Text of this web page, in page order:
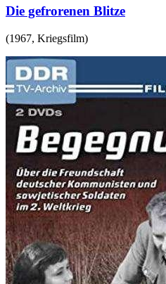
Die gefrorenen Blitze
(1967, Kriegsfilm)